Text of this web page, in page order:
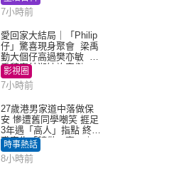
7小時前
愛回家大結局｜「Philip
仔」驚喜現身聚會 梁禹
勤大個仔高過樊亦敏 超
乖黐實林淑敏許家傑
影視圈
7小時前
27歲港男家道中落做保
安 慘遭舊同學嘲笑 捱足
3年遇「高人」指點 終辭
職宣告「轉做一事」｜
Juicy叮
時事熱話
8小時前